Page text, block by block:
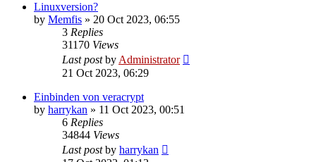
Linuxversion?
by Memfis » 20 Oct 2023, 06:55
3 Replies
31170 Views
Last postby Administrator
21 Oct 2023, 06:29
Einbinden von veracrypt
by harrykan » 11 Oct 2023, 00:51
6 Replies
34844 Views
Last postby harrykan